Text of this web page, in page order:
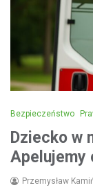
Bezpieczeństwo
Dziecko w
Apelujemy
Przemysław